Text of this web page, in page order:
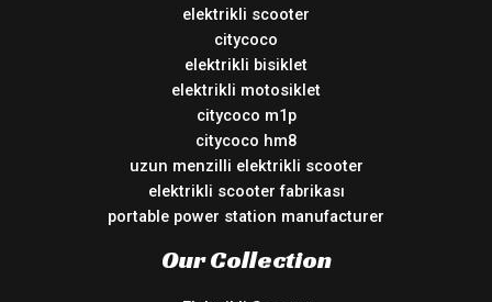
elektrikli scooter
citycoco
elektrikli bisiklet
elektrikli motosiklet
citycoco m1p
citycoco hm8
uzun menzilli elektrikli scooter
elektrikli scooter fabrikası
portable power station manufacturer
Our Collection